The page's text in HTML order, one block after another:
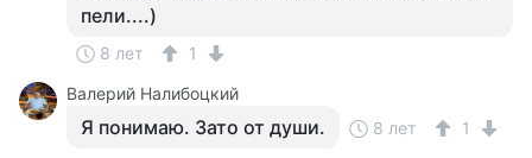
пели....)
8 лет
1
Валерий Налибоцкий
Я понимаю. Зато от души. 8 лет 1